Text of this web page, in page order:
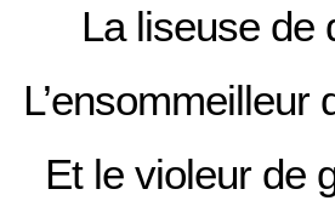
La liseuse de
L’ensommeilleur
Et le violeur de